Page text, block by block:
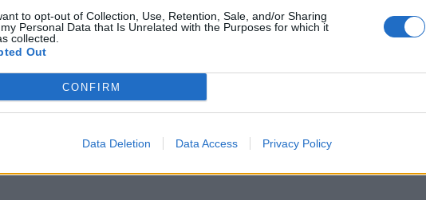
to opt-out of Collection, Use, Retention, Sale, and/or Sharing
Personal Data that Is Unrelated with the Purposes for which it
collected.
Out
CONFIRM
Data Deletion Data Access Privacy Policy
движение на
на индексите
Силната подкрепа на ЕЦБ
21.10.2020 / 11:48